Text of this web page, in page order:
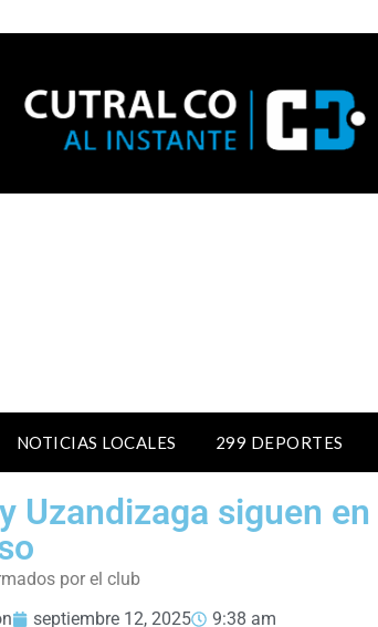
NOTICIAS LOCALES 299 DEPORTES
Uzandizaga siguen
por el club
septiembre 12, 2025 9:38 am